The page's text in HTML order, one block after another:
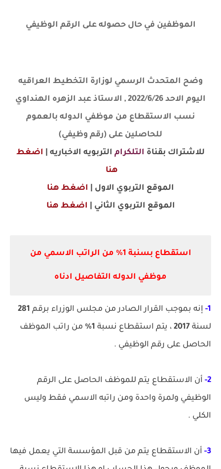
الموظفين في حال حصوله على الرقم الوظيفي
وضح المتحدث الرسمي لوزارة التخطيط العراقيه
اليوم الاحد 2022/6/26 , الاستاذ عبد الزهره الهنداوي
نسب الاستقطاع من موظفي الدوله بالعموم
للحاصلين على (رقم وظيفي)
للاشتراك بقناة التلكرام التربويه الاخباريه |
اضغط
هنا
الموقع التربوي الاول |
اضغط هنا
الموقع التربوي الثاني | اضغط هنا
استقطاع بسنبة 1% من الراتب الاسمي من
موظفي الدوله التفاصيل ادناه
1- إنه بموجب القرار الصادر من مجلس الوزراء برقم 281
لسنة 2017 ، يتم استقطاع نسبة 1%
من راتب الموظف
الحاصل على رقم الوظيفي .
2- أن الاستقطاع يتم للموظف الحاصل على الرقم
الوظيفي ولمرة واحدة ومن راتبه الاسمي فقط وليس
الكلي .
3- أن الاستقطاع يتم من قبل المؤسسة التي يعمل فيها